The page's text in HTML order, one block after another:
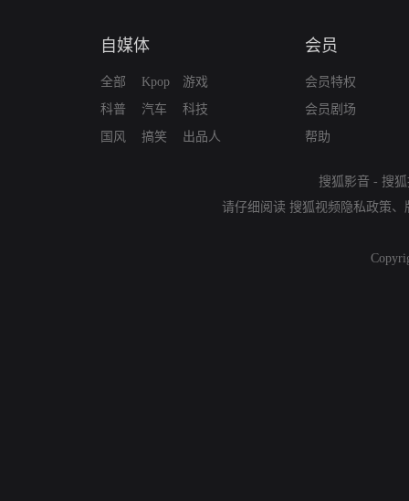
自媒体
全部
科普
国风
Kpop
汽车
搞笑
游戏
科技
出品人
会员
会员特权
会员剧场
帮助
搜狐影音 - 搜
请仔细阅读 搜狐视频隐私政策、